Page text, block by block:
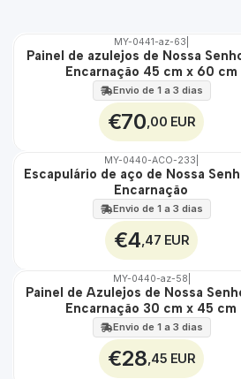
🇵🇹
MY-0441-az-63
Painel de azulejos de Nossa
Encarnação 45 cm x 60 cm
Envio de 1 a 3 dias
€70 ,00 EUR
🇵🇹
MY-0440-ACO-233
Escapulário de aço de Nossa
Encarnação
Envio de 1 a 3 dias
€4 ,47 EUR
🇵🇹
MY-0440-az-58
Painel de Azulejos de Nossa
Encarnação 30 cm x 45 cm
Envio de 1 a 3 dias
€28 ,45 EUR